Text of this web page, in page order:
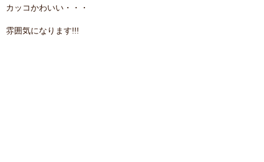
カッコかわいい・・・
雰囲気になります!!!